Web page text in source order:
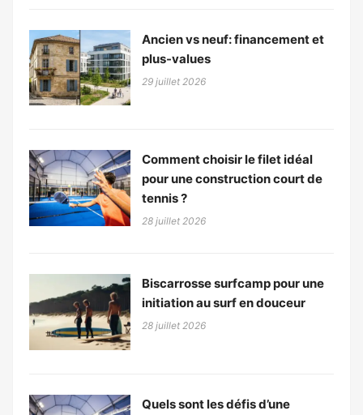
Ancien vs neuf: financement et
plus-values
29 juillet 2026
Comment choisir le filet idéal
pour une construction court de
tennis ?
28 juillet 2026
Biscarrosse surfcamp pour une
initiation au surf en douceur
28 juillet 2026
Quels sont les défis d’une